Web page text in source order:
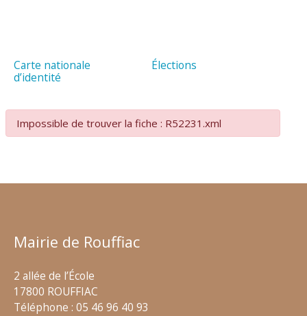
Carte nationale
d’identité
Élections
Impossible de trouver la fiche : R52231.xml
Mairie de Rouffiac
2 allée de l’École
17800 ROUFFIAC
Téléphone : 05 46 96 40 93